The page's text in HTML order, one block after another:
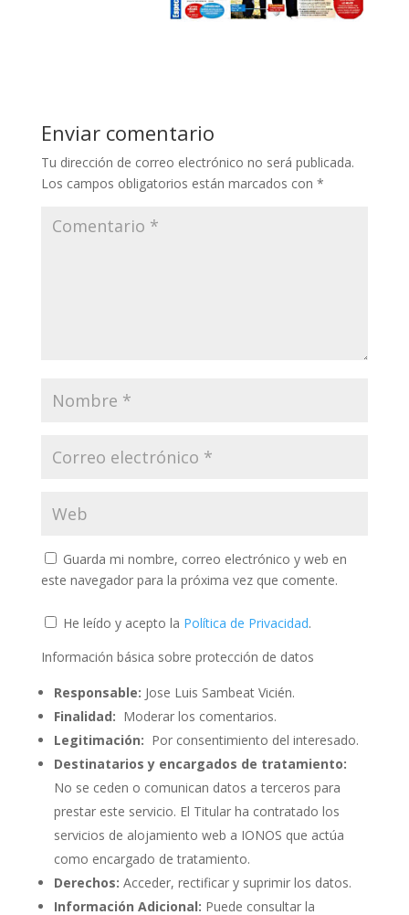
Enviar comentario
Tu dirección de correo electrónico no será publicada.
Los campos obligatorios están marcados con *
Guarda mi nombre, correo electrónico y web en
este navegador para la próxima vez que comente.
He leído y acepto la Política de Privacidad.
Información básica sobre protección de datos
Responsable: Jose Luis Sambeat Vicién.
Finalidad: Moderar los comentarios.
Legitimación: Por consentimiento del interesado.
Destinatarios y encargados de tratamiento:
No se ceden o comunican datos a terceros para
prestar este servicio. El Titular ha contratado los
servicios de alojamiento web a IONOS que actúa
como encargado de tratamiento.
Derechos: Acceder, rectificar y suprimir los datos.
Información Adicional: Puede consultar la